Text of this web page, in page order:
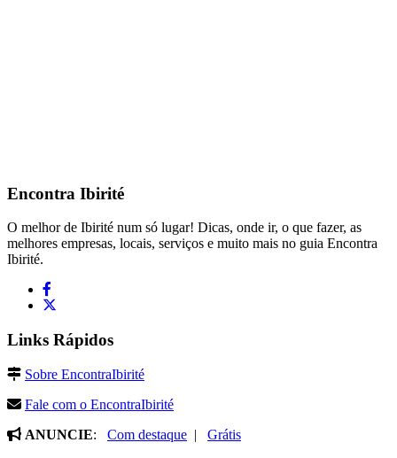
Encontra Ibirité
O melhor de Ibirité num só lugar! Dicas, onde ir, o que fazer, as
melhores empresas, locais, serviços e muito mais no guia Encontra
Ibirité.
Links Rápidos
Sobre EncontraIbirité
Fale com o EncontraIbirité
ANUNCIE: Com destaque | Grátis